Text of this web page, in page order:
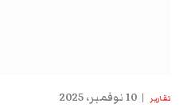
تقارير 10 نوفمبر، 2025